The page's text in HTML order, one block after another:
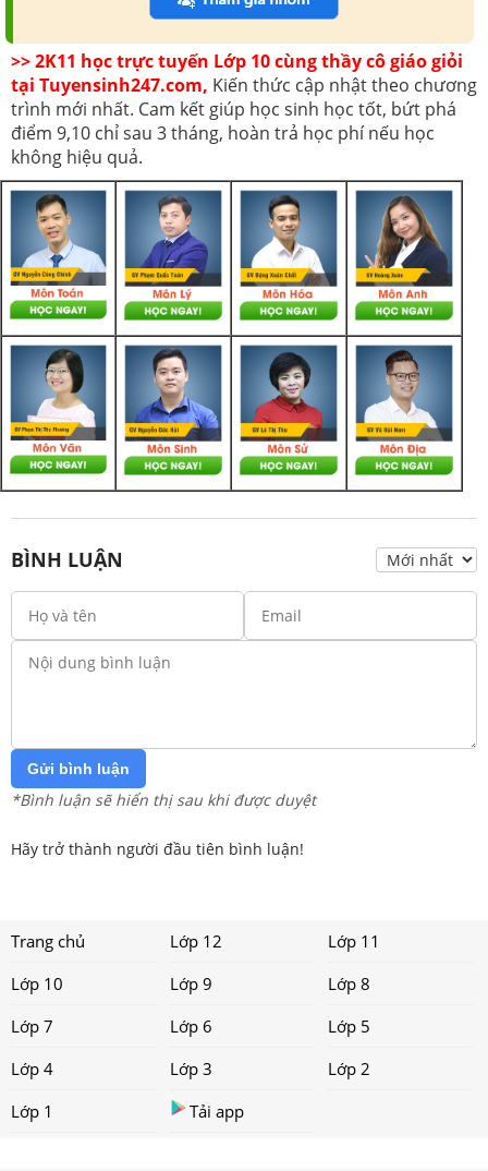
>> 2K11 học trực tuyến Lớp 10 cùng thầy cô giáo giỏi
tại Tuyensinh247.com, Kiến thức cập nhật theo chương
trình mới nhất. Cam kết giúp học sinh học tốt, bứt phá
điểm 9,10 chỉ sau 3 tháng, hoàn trả học phí nếu học
không hiệu quả.
BÌNH LUẬN
Gửi bình luận
*Bình luận sẽ hiển thị sau khi được duyệt
Hãy trở thành người đầu tiên bình luận!
Trang chủ Lớp 12
Lớp 11
Lớp 10
Lớp 9
Lớp 8
Lớp 7
Lớp 6
Lớp 5
Lớp 4
Lớp 3
Lớp 2
Lớp 1
Tải app